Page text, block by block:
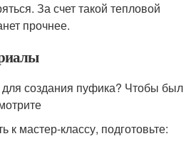
За счет такой тепловой
прочнее.
создания пуфика? Чтобы был
к мастер-классу, подготовьте: